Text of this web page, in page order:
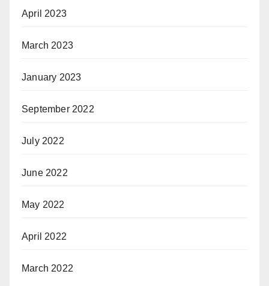
April 2023
March 2023
January 2023
September 2022
July 2022
June 2022
May 2022
April 2022
March 2022